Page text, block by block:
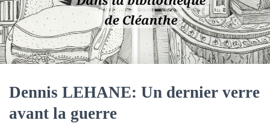
R
/
F
E
R
M
L
Dennis LEHANE: Un dernier verre
avant la guerre